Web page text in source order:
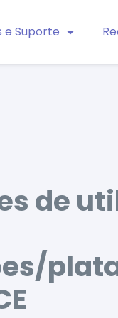
e Suporte
de